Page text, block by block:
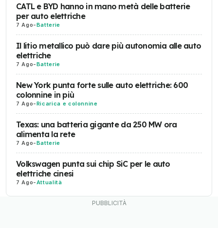
CATL e BYD hanno in mano metà delle batterie
per auto elettriche
7 Ago-Batterie
Il litio metallico può dare più autonomia alle auto
elettriche
7 Ago-Batterie
New York punta forte sulle auto elettriche: 600
colonnine in più
7 Ago-Ricarica e colonnine
Texas: una batteria gigante da 250 MW ora
alimenta la rete
7 Ago-Batterie
Volkswagen punta sui chip SiC per le auto
elettriche cinesi
7 Ago-Attualità